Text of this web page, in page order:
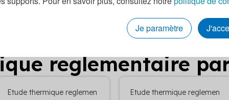
Je paramètre
: les
reglementaire
Etude thermique reglemen
Etude thermique reglemen